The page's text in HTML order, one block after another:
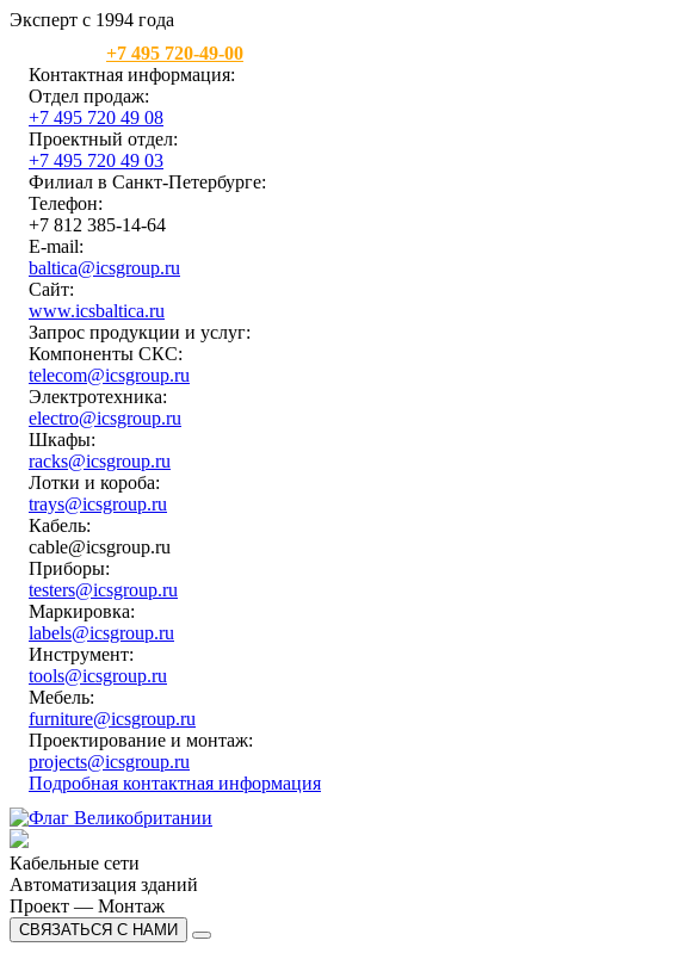
Эксперт с 1994 года
+7 495 720-49-00
Контактная информация:
Отдел продаж:
+7 495 720 49 08
Проектный отдел:
+7 495 720 49 03
Филиал в Санкт-Петербурге:
Телефон:
+7 812 385-14-64
E-mail:
baltica@icsgroup.ru
Сайт:
www.icsbaltica.ru
Запрос продукции и услуг:
Компоненты СКС:
telecom@icsgroup.ru
Электротехника:
electro@icsgroup.ru
Шкафы:
racks@icsgroup.ru
Лотки и короба:
trays@icsgroup.ru
Кабель:
cable@icsgroup.ru
Приборы:
testers@icsgroup.ru
Маркировка:
labels@icsgroup.ru
Инструмент:
tools@icsgroup.ru
Мебель:
furniture@icsgroup.ru
Проектирование и монтаж:
projects@icsgroup.ru
Подробная контактная информация
Кабельные сети
Автоматизация зданий
Проект — Монтаж
СВЯЗАТЬСЯ С НАМИ